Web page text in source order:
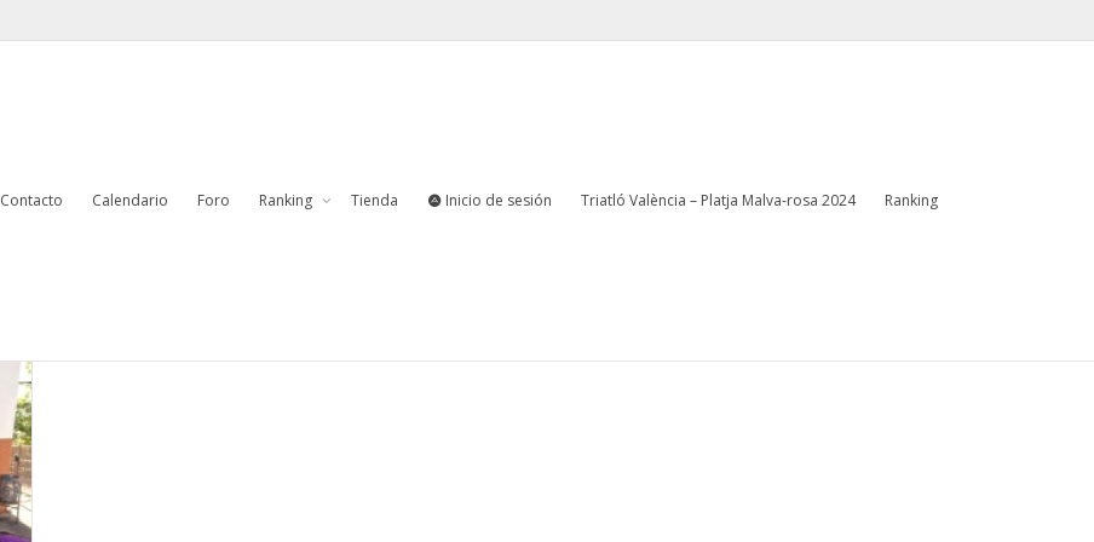
Contacto Calendario Foro Ranking Tienda Inicio de sesión Triatló València – Platja Malva-rosa 2024 Ranking
Escríbenos
info@clubtriatloacorrecuita.com